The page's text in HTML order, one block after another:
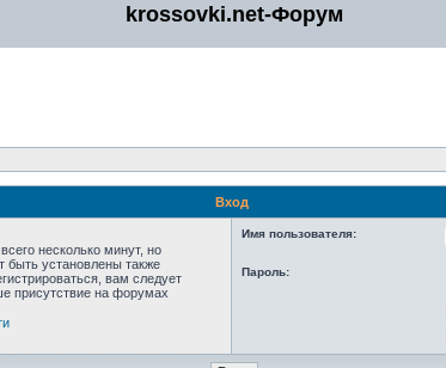
krossovki.net-Форум
Вход
несколько минут, но
быть установлены также
вам следует
присутствие на форумах
Имя пользователя:
Пароль: